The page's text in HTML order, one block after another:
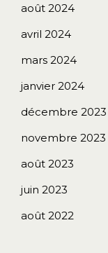
août 2024
avril 2024
mars 2024
janvier 2024
décembre 2023
novembre 2023
août 2023
juin 2023
août 2022